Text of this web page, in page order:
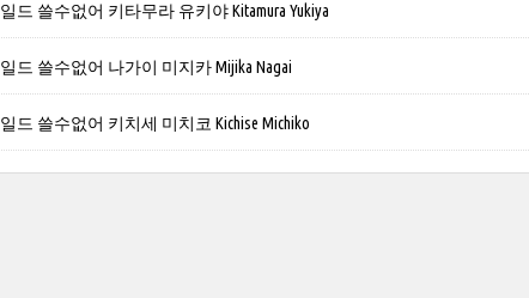
일드 쓸수없어 키타무라 유키야 Kitamura Yukiya
일드 쓸수없어 나가이 미지카 Mijika Nagai
일드 쓸수없어 키치세 미치코 Kichise Michiko